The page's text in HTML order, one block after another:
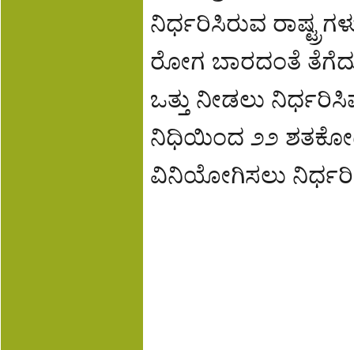
ನಿರ್ಧರಿಸಿರುವ
ರೋಗ ಬಾರದಂತೆ
ಒತ್ತು ನೀಡಲು
ನಿಧಿಯಿಂದ ೨೨
ವಿನಿಯೋಗಿಸಲು